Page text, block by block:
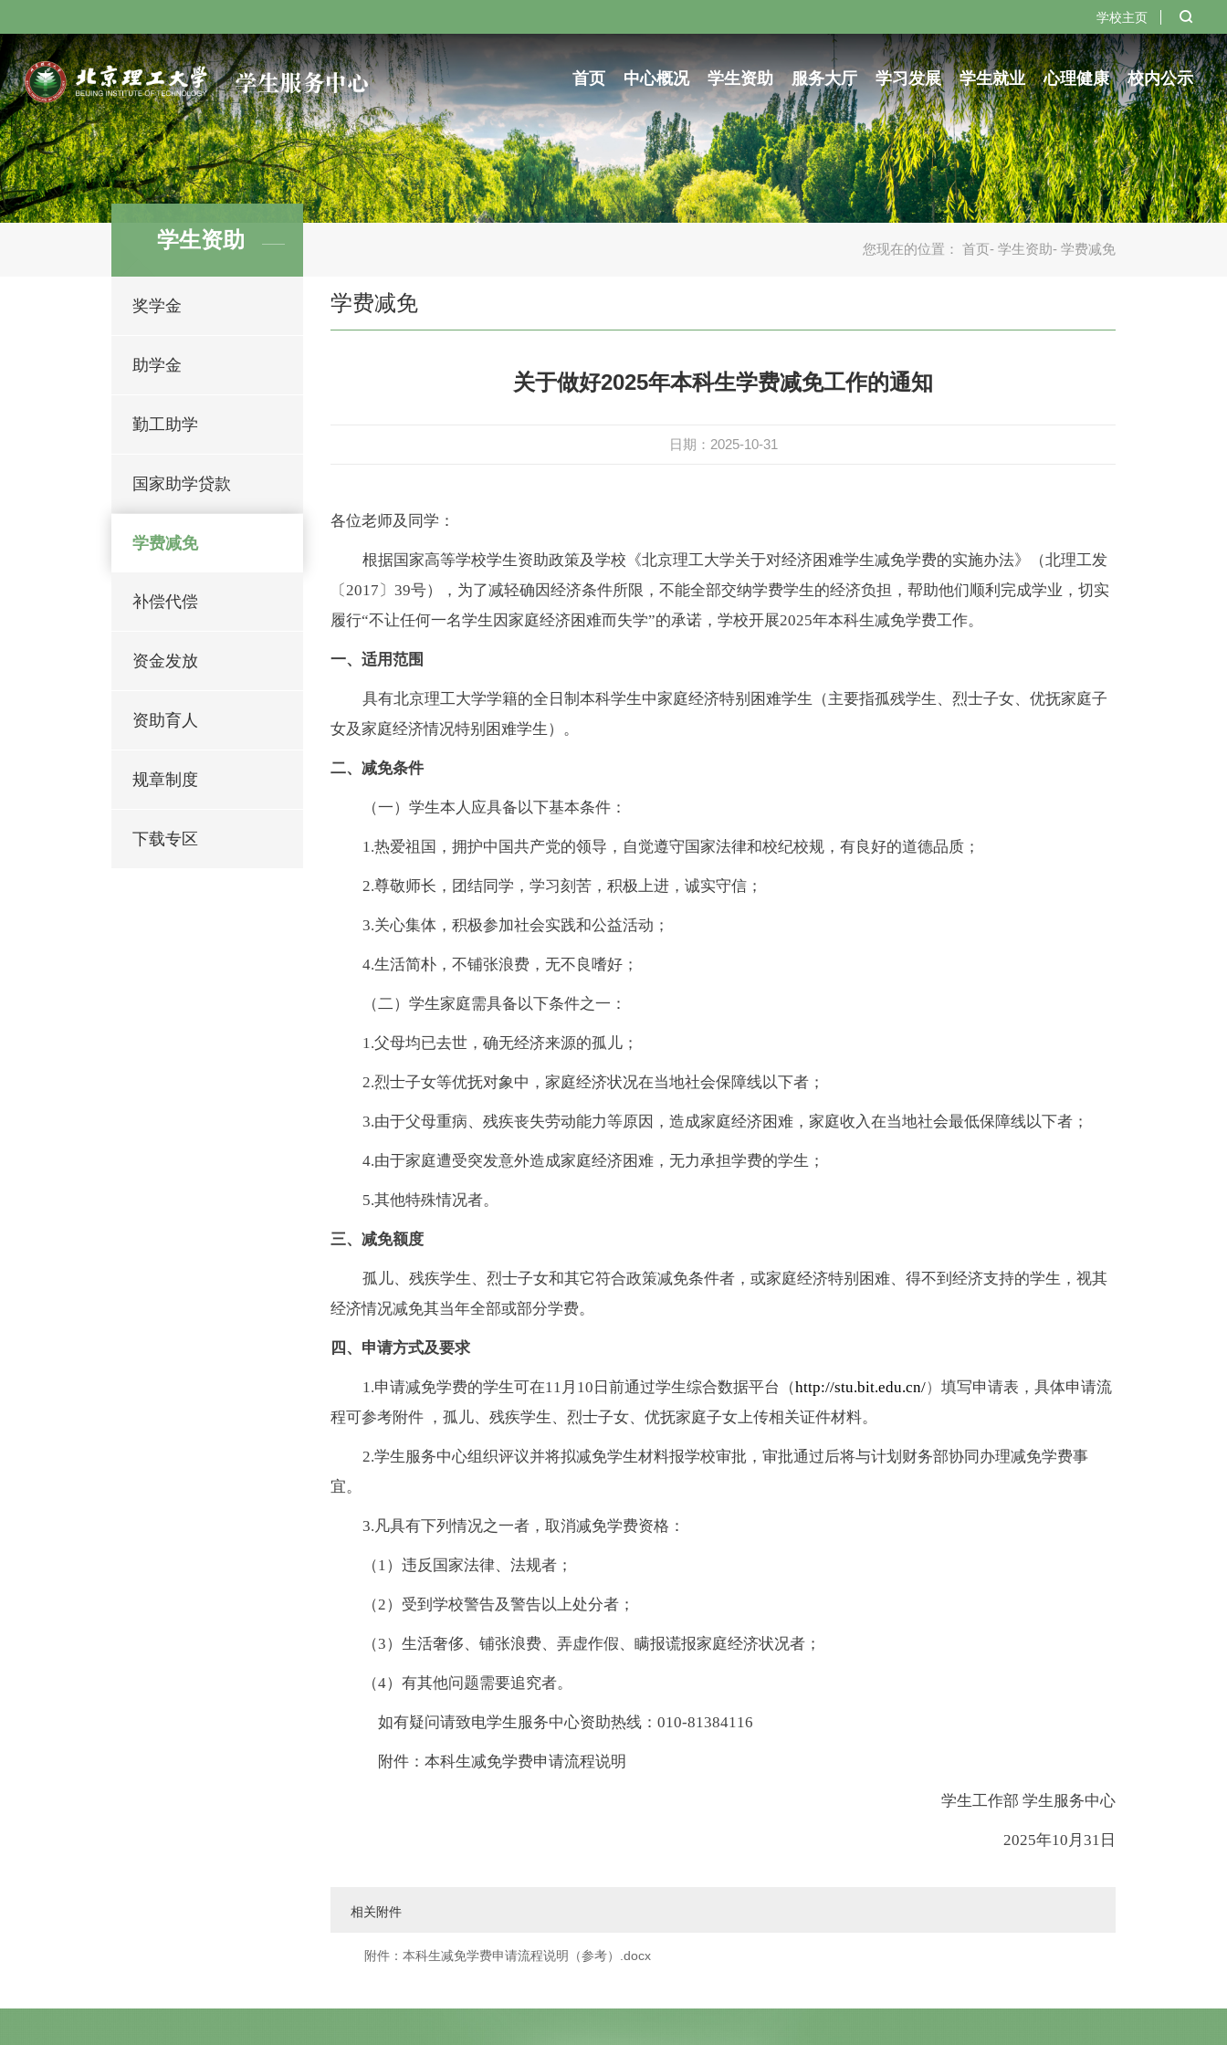
学校主页
首页 中心概况 学生资助 服务大厅 学习发展 学生就业 心理健康 校内公示
您现在的位置： 首页- 学生资助- 学费减免
学生资助
奖学金
助学金
勤工助学
国家助学贷款
学费减免
补偿代偿
资金发放
资助育人
规章制度
下载专区
学费减免
关于做好2025年本科生学费减免工作的通知
日期：2025-10-31
各位老师及同学：
根据国家高等学校学生资助政策及学校《北京理工大学关于对经济困难学生减免学费的实施办法》（北理工发
〔2017〕39号），为了减轻确因经济条件所限，不能全部交纳学费学生的经济负担，帮助他们顺利完成学业，切实
履行“不让任何一名学生因家庭经济困难而失学”的承诺，学校开展2025年本科生减免学费工作。
一、适用范围
具有北京理工大学学籍的全日制本科学生中家庭经济特别困难学生（主要指孤残学生、烈士子女、优抚家庭子
女及家庭经济情况特别困难学生）。
二、减免条件
（一）学生本人应具备以下基本条件：
1.热爱祖国，拥护中国共产党的领导，自觉遵守国家法律和校纪校规，有良好的道德品质；
2.尊敬师长，团结同学，学习刻苦，积极上进，诚实守信；
3.关心集体，积极参加社会实践和公益活动；
4.生活简朴，不铺张浪费，无不良嗜好；
（二）学生家庭需具备以下条件之一：
1.父母均已去世，确无经济来源的孤儿；
2.烈士子女等优抚对象中，家庭经济状况在当地社会保障线以下者；
3.由于父母重病、残疾丧失劳动能力等原因，造成家庭经济困难，家庭收入在当地社会最低保障线以下者；
4.由于家庭遭受突发意外造成家庭经济困难，无力承担学费的学生；
5.其他特殊情况者。
三、减免额度
孤儿、残疾学生、烈士子女和其它符合政策减免条件者，或家庭经济特别困难、得不到经济支持的学生，视其
经济情况减免其当年全部或部分学费。
四、申请方式及要求
1.申请减免学费的学生可在11月10日前通过学生综合数据平台（http://stu.bit.edu.cn/） 填写申请表，具体申请流
程可参考附件 ，孤儿、残疾学生、烈士子女、优抚家庭子女上传相关证件材料。
2.学生服务中心组织评议并将拟减免学生材料报学校审批，审批通过后将与计划财务部协同办理减免学费事
宜。
3.凡具有下列情况之一者，取消减免学费资格：
（1）违反国家法律、法规者；
（2）受到学校警告及警告以上处分者；
（3）生活奢侈、铺张浪费、弄虚作假、瞒报谎报家庭经济状况者；
（4）有其他问题需要追究者。
如有疑问请致电学生服务中心资助热线：010-81384116
附件：本科生减免学费申请流程说明
学生工作部 学生服务中心
2025年10月31日
相关附件
附件：本科生减免学费申请流程说明（参考）.docx